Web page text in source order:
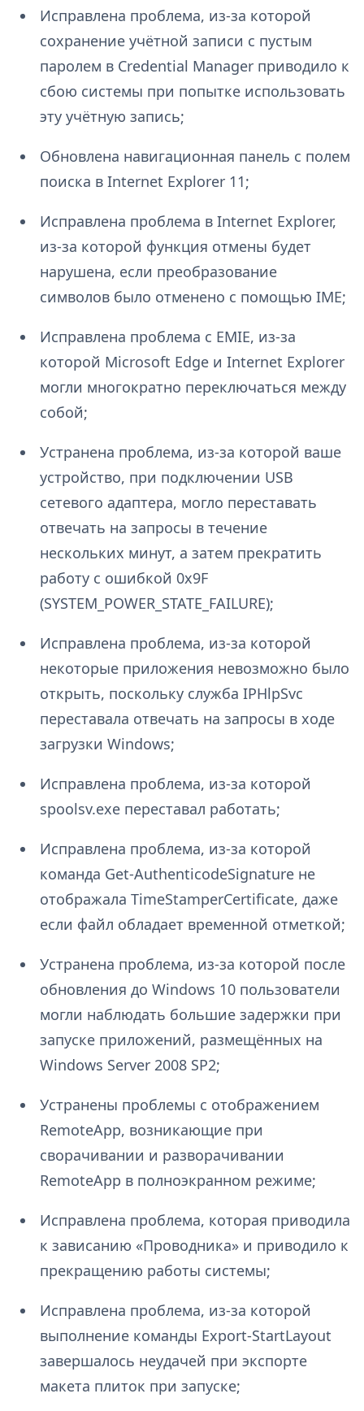
Исправлена проблема, из-за которой
сохранение учётной записи с пустым
паролем в Credential Manager приводило к
сбою системы при попытке использовать
эту учётную запись;
Обновлена навигационная панель с полем
поиска в Internet Explorer 11;
Исправлена проблема в Internet Explorer,
из-за которой функция отмены будет
нарушена, если преобразование
символов было отменено с помощью IME;
Исправлена проблема с EMIE, из-за
которой Microsoft Edge и Internet Explorer
могли многократно переключаться между
собой;
Устранена проблема, из-за которой ваше
устройство, при подключении USB
сетевого адаптера, могло переставать
отвечать на запросы в течение
нескольких минут, а затем прекратить
работу с ошибкой 0x9F
(SYSTEM_POWER_STATE_FAILURE);
Исправлена проблема, из-за которой
некоторые приложения невозможно было
открыть, поскольку служба IPHlpSvc
переставала отвечать на запросы в ходе
загрузки Windows;
Исправлена проблема, из-за которой
spoolsv.exe переставал работать;
Исправлена проблема, из-за которой
команда Get-AuthenticodeSignature не
отображала TimeStamperCertificate, даже
если файл обладает временной отметкой;
Устранена проблема, из-за которой после
обновления до Windows 10 пользователи
могли наблюдать большие задержки при
запуске приложений, размещённых на
Windows Server 2008 SP2;
Устранены проблемы с отображением
RemoteApp, возникающие при
сворачивании и разворачивании
RemoteApp в полноэкранном режиме;
Исправлена проблема, которая приводила
к зависанию «Проводника» и приводило к
прекращению работы системы;
Исправлена проблема, из-за которой
выполнение команды Export-StartLayout
завершалось неудачей при экспорте
макета плиток при запуске;